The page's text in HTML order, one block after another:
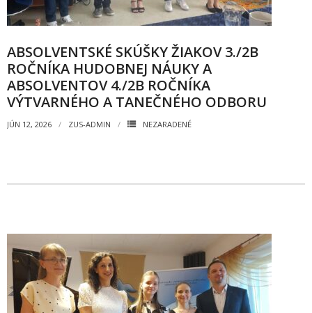
ABSOLVENTSKÉ SKÚŠKY ŽIAKOV 3./2B
ROČNÍKA HUDOBNEJ NÁUKY A
ABSOLVENTOV 4./2B ROČNÍKA
VÝTVARNÉHO A TANEČNÉHO ODBORU
JÚN 12, 2026 ZUS-ADMIN NEZARADENÉ